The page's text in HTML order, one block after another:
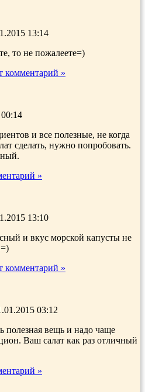
13:14
то не пожалеете=)
комментарий »
и все полезные, не когда
сделать, нужно попробовать.
»
13:10
и вкус морской капусты не
комментарий »
03:12
полезная вещь и надо чаще
Ваш салат как раз отличный
»